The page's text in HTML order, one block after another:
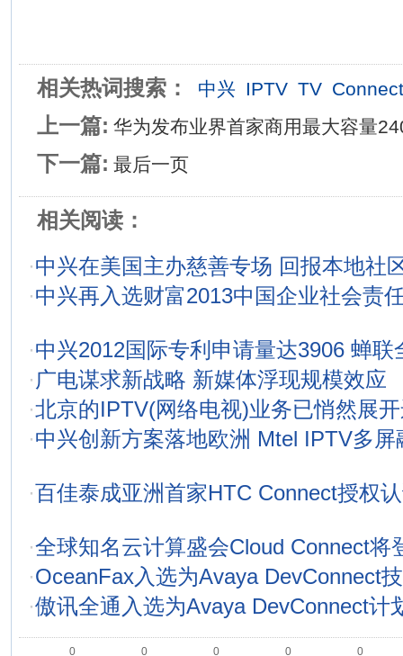
相关热词搜索： 中兴 IPTV TV Connect
上一篇: 华为发布业界首家商用最大容量
下一篇: 最后一页
相关阅读：
·中兴在美国主办慈善专场 回报本地社
·中兴再入选财富2013中国企业社会责
·中兴2012国际专利申请量达3906 蝉联
· 广电谋求新战略 新媒体浮现规模效应
·北京的IPTV(网络电视)业务已悄然展
·中兴创新方案落地欧洲 Mtel IPTV多屏
·百佳泰成亚洲首家HTC Connect授权
·全球知名云计算盛会Cloud Connect将
·OceanFax入选为Avaya DevConnect
·傲讯全通入选为Avaya DevConnect计
0 0 0 0 0